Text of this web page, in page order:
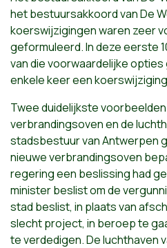
het bestuursakkoord van De
koerswijzigingen waren zeer
geformuleerd. In deze eerste
van die voorwaardelijke
enkele keer een
Twee duidelijkste
verbrandingsoven en de
stadsbestuur van Antwerpen
nieuwe verbrandingsoven
regering een beslissing had
minister beslist om de
stad beslist, in plaats van
slecht project, in beroep te
te verdedigen. De luchthaven